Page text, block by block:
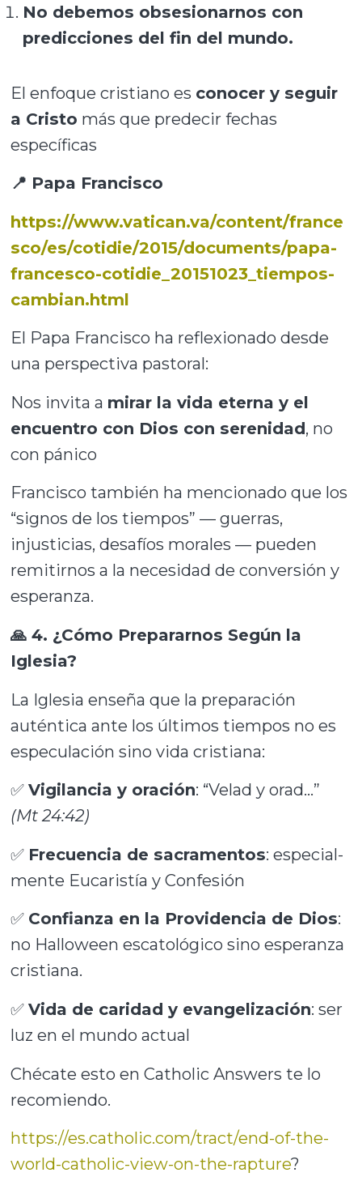
No debemos obsesionarnos con
predicciones del fin del mundo.
El enfoque cristiano es conocer y seguir
a Cristo más que predecir fechas
específicas
📍 Papa Francisco
https://www.vatican.va/content/france
sco/es/cotidie/2015/documents/papa-
francesco-cotidie_20151023_tiempos-
cambian.html
El Papa Francisco ha reflexionado desde
una perspectiva pastoral:
Nos invita a mirar la vida eterna y el
encuentro con Dios con serenidad, no
con pánico
Francisco también ha mencionado que los
“signos de los tiempos” — guerras,
injusticias, desafíos morales — pueden
remitirnos a la necesidad de conversión y
esperanza.
🙏 4. ¿Cómo Prepararnos Según la
Iglesia?
La Iglesia enseña que la preparación
auténtica ante los últimos tiempos no es
especulación sino vida cristiana:
✅Vigilancia y oración: “Velad y orad…”
(Mt 24:42)
✅ Frecuencia de sacramentos: especial-
mente Eucaristía y Confesión
✅ Confianza en la Providencia de Dios:
no Halloween escatológico sino esperanza
cristiana.
✅Vida de caridad y evangelización: ser
luz en el mundo actual
Chécate esto en Catholic Answers te lo
recomiendo.
https://es.catholic.com/tract/end-of-the-
world-catholic-view-on-the-rapture?